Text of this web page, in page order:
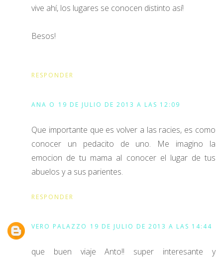
vive ahí, los lugares se conocen distinto así!
Besos!
RESPONDER
ANA O 19 DE JULIO DE 2013 A LAS 12:09
Que importante que es volver a las racies, es como
conocer un pedacito de uno. Me imagino la
emocion de tu mama al conocer el lugar de tus
abuelos y a sus parientes.
RESPONDER
VERO PALAZZO 19 DE JULIO DE 2013 A LAS 14:44
que buen viaje Anto!! super interesante y